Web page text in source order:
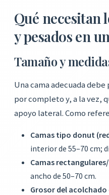
Qué necesitan
y pesados en
Tamaño y
Una cama adecuada
por completo y, a la vez,
apoyo lateral. Como
Camas tipo donut
interior de 55–70 cm;
Camas
ancho de 50–70 cm.
Grosor del acolchado